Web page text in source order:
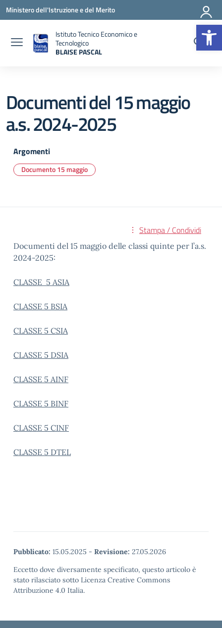
Vai ai contenuti
Vai al menu di navigazione
Vai al footer
Ministero dell'Istruzione e del Merito
Istituto Tecnico Economico e
Tecnologico
BLAISE PASCAL
Documenti del 15 maggio
a.s. 2024-2025
Argomenti
Documento 15 maggio
Stampa / Condividi
Documenti del 15 maggio delle classi quinte per l’a.s.
2024-2025:
CLASSE 5 ASIA
CLASSE 5 BSIA
CLASSE 5 CSIA
CLASSE 5 DSIA
CLASSE 5 AINF
CLASSE 5 BINF
CLASSE 5 CINF
CLASSE 5 DTEL
Pubblicato: 15.05.2025 - Revisione: 27.05.2026
Eccetto dove diversamente specificato, questo articolo è
stato rilasciato sotto Licenza Creative Commons
Attribuzione 4.0 Italia.